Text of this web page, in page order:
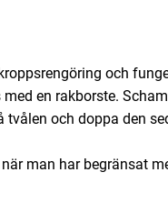
och
en rakborste.
och doppa den
man har begränsat